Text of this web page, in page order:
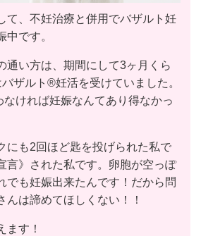
て、不妊治療と併用でバザルト妊
中です。
通い方は、期間にして3ヶ月くら
ザルト®︎妊活を受けていました。
ければ妊娠なんてあり得なかっ
にも2回ほど匙を投げられた私で
言》された私です。卵胞が空っぽ
でも妊娠出来たんです！だから問
んは諦めてほしくない！！
ます！